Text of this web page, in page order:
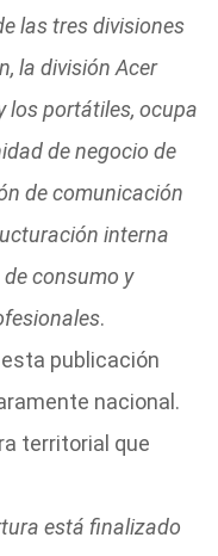
las tres divisiones
la división Acer
los portátiles, ocupa
de negocio de
de comunicación
interna
consumo y
.
publicación
nacional.
territorial que
está finalizado